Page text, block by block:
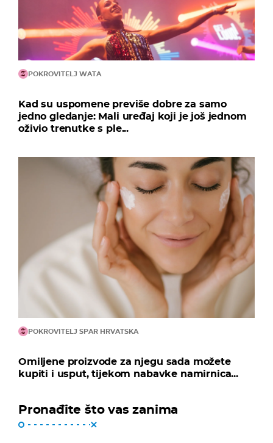
POKROVITELJ WATA
Kad su uspomene previše dobre za samo
jedno gledanje: Mali uređaj koji je još jednom
oživio trenutke s ple...
POKROVITELJ SPAR HRVATSKA
Omiljene proizvode za njegu sada možete
kupiti i usput, tijekom nabavke namirnica...
Pronađite što vas zanima